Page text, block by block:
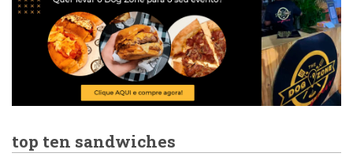
top ten sandwiches